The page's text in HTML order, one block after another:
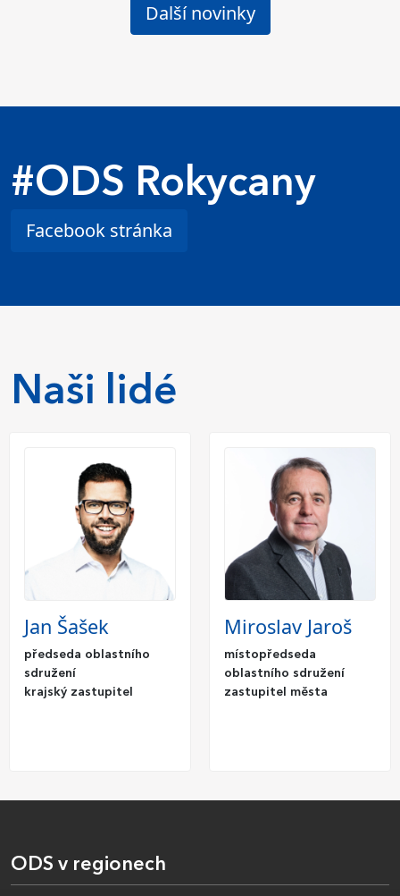
Další novinky
#ODS Rokycany
Facebook stránka
Naši lidé
Jan Šašek
předseda oblastního
sdružení
krajský zastupitel
Miroslav Jaroš
místopředseda
oblastního sdružení
zastupitel města
ODS v regionech